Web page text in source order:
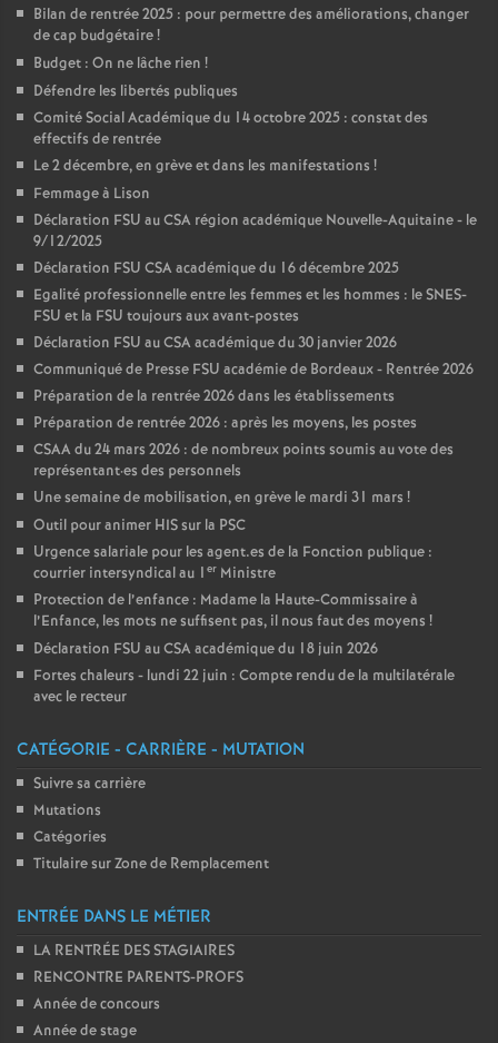
Bilan de rentrée 2025 : pour permettre des améliorations, changer
de cap budgétaire!
Budget : On ne lâche rien !
Défendre les libertés publiques
Comité Social Académique du 14 octobre 2025 : constat des
effectifs de rentrée
Le 2 décembre, en grève et dans les manifestations !
Femmage à Lison
Déclaration FSU au CSA région académique Nouvelle-Aquitaine - le
9/12/2025
Déclaration FSU CSA académique du 16 décembre 2025
Egalité professionnelle entre les femmes et les hommes : le SNES-
FSU et la FSU toujours aux avant-postes
Déclaration FSU au CSA académique du 30 janvier 2026
Communiqué de Presse FSU académie de Bordeaux - Rentrée 2026
Préparation de la rentrée 2026 dans les établissements
Préparation de rentrée 2026 : après les moyens, les postes
CSAA du 24 mars 2026 : de nombreux points soumis au vote des
représentant·es des personnels
Une semaine de mobilisation, en grève le mardi 31 mars !
Outil pour animer HIS sur la PSC
Urgence salariale pour les agent.es de la Fonction publique :
courrier intersyndical au 1 er Ministre
Protection de l’enfance : Madame la Haute-Commissaire à
l’Enfance, les mots ne suffisent pas, il nous faut des moyens !
Déclaration FSU au CSA académique du 18 juin 2026
Fortes chaleurs - lundi 22 juin : Compte rendu de la multilatérale
avec le recteur
CATÉGORIE - CARRIÈRE - MUTATION
Suivre sa carrière
Mutations
Catégories
Titulaire sur Zone de Remplacement
ENTRÉE DANS LE MÉTIER
LA RENTRÉE DES STAGIAIRES
RENCONTRE PARENTS-PROFS
Année de concours
Année de stage